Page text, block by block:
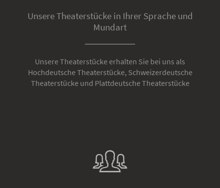
Unsere Theaterstücke in Ihrer Sprache und
Mundart
Unsere Theaterstücke erhalten Sie bei uns als
Hochdeutsche Theaterstücke, Schweizerdeutsche
Theaterstücke und Plattdeutsche Theaterstücke